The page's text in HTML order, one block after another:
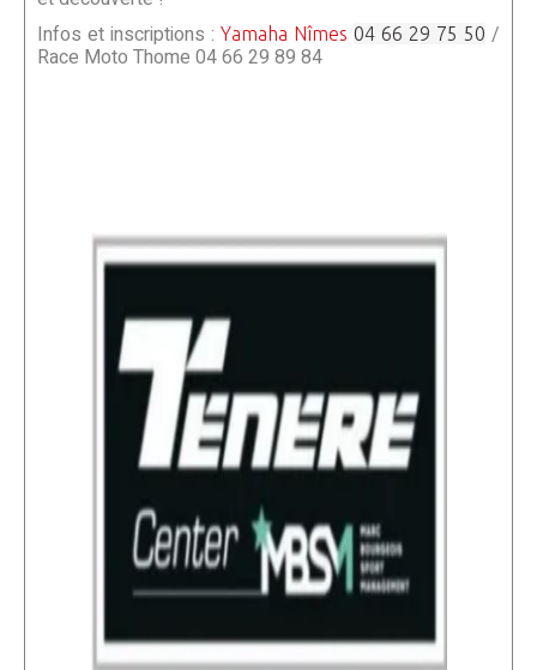
Infos et inscriptions : Yamaha Nîmes 04 66 29 75 50 /
Race Moto Thome 04 66 29 89 84